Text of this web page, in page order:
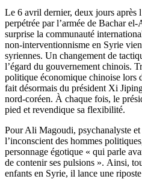
Le 6 avril dernier, deux jours après
perpétrée par l’armée de Bachar
surprise la communauté
non-interventionnisme en Syrie
syriennes. Un changement de
l’égard du gouvernement chinois.
politique économique chinoise lors
fait désormais du président Xi
nord-coréen. À chaque fois, le
pied et revendique sa flexibilité.
Pour Ali Magoudi, psychanalyste
l’inconscient des hommes
personnage égotique « qui parle
de contenir ses pulsions ». Ainsi,
enfants en Syrie, il lance une riposte